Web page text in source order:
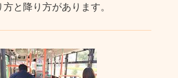
と降り方があります。